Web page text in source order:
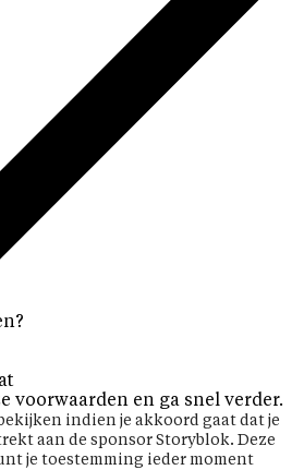
voorwaarden en ga snel verder.
indien je akkoord gaat dat je
aan de sponsor Storyblok. Deze
je toestemming ieder moment